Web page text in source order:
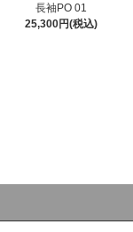
長袖PO 01
25,300円(税込)